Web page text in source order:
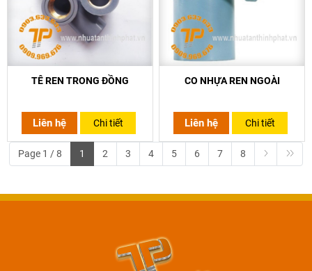
TÊ REN TRONG ĐỒNG
Liên hệ Chi tiết
CO NHỰA REN NGOÀI
Liên hệ Chi tiết
Page 1 / 8 1 2 3 4 5 6 7 8